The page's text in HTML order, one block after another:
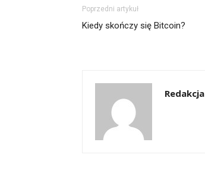
Poprzedni artykuł
Kiedy skończy się Bitcoin?
Redakcja